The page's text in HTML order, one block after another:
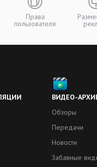
Права
пользователя
ВИДЕО-
Обзоры
Передачи
Новости
Забавные